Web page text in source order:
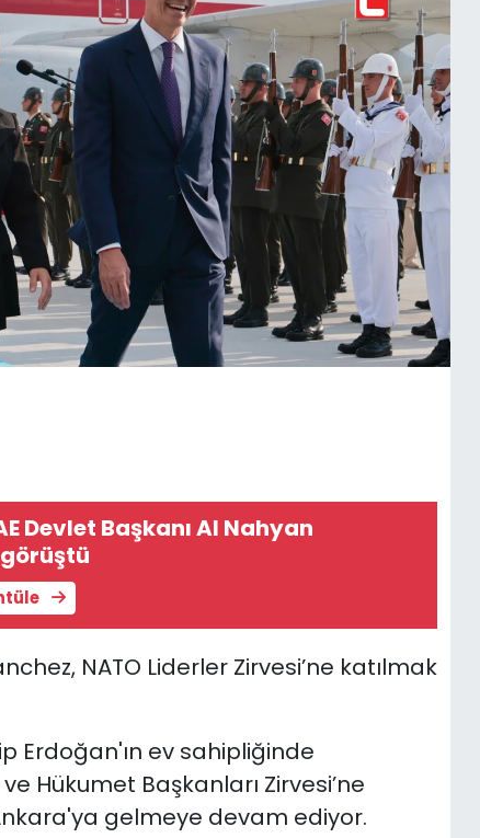
Devlet Başkanı Al Nahyan
NATO Liderler Zirvesi’ne katılmak
Erdoğan'ın ev sahipliğinde
Hükumet Başkanları Zirvesi’ne
gelmeye devam ediyor.